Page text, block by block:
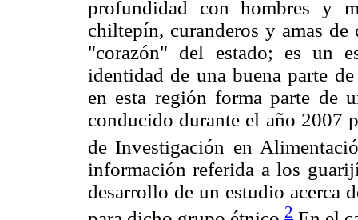
profundidad con hombres y
chiltepín, curanderos y amas
"corazón" del estado; es un
identidad de una buena parte
en esta región forma parte de
conducido durante el año 2007
de Investigación en
información referida a los
desarrollo de un estudio acerca
2